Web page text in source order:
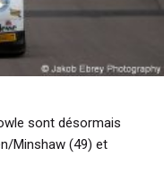
sont désormais
Minshaw (49) et